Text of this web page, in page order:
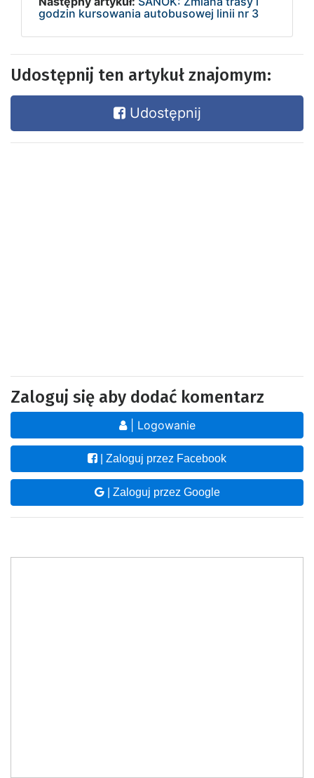
godzin kursowania autobusowej linii nr 3
Udostępnij ten artykuł znajomym:
Udostępnij
Zaloguj się aby dodać komentarz
| Logowanie
| Zaloguj przez Facebook
| Zaloguj przez Google